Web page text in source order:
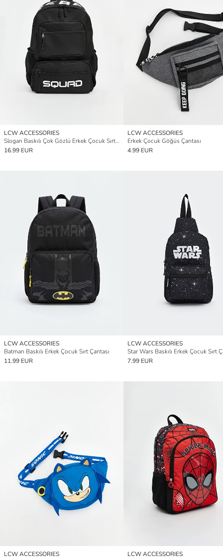
LCW ACCESSORIES
Slogan Baskılı Çok Gözlü Erkek Çocuk Sırt Çantası
16.99 EUR
LCW ACCESSORIES
Erkek Çocuk Göğüs Çantası
4.99 EUR
LCW ACCESSORIES
Batman Baskılı Erkek Çocuk Sırt Çantası
11.99 EUR
LCW ACCESSORIES
Star Wars Baskılı Erkek Çocuk Sırt
7.99 EUR
LCW ACCESSORIES
LCW ACCESSORIES